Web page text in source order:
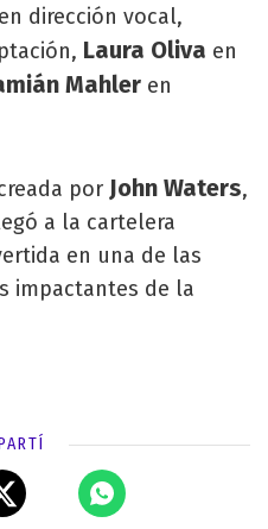
en dirección vocal,
Laura Oliva en
Mahler en
por John Waters,
a la cartelera
en una de las
impactantes de la